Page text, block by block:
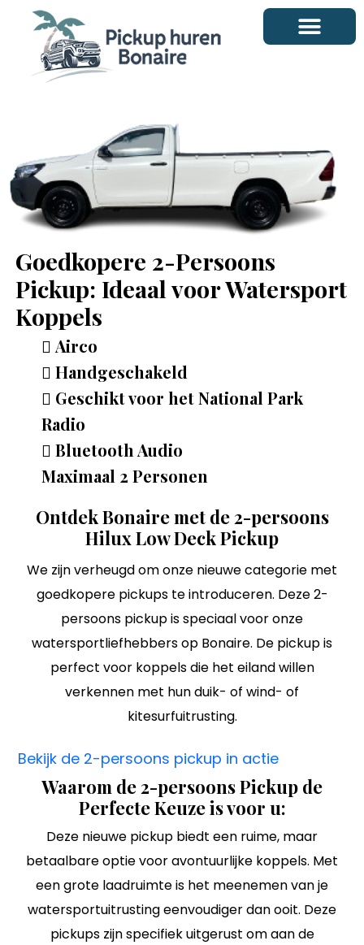
naar
Goedkopere 2-Persoons
Pickup: Ideaal voor Watersport
Koppels
Airco
Handgeschakeld
Geschikt voor het National Park
Radio
Bluetooth Audio
Maximaal 2 Personen
Ontdek Bonaire met de 2-persoons
Hilux Low Deck Pickup
We zijn verheugd om onze nieuwe categorie met
goedkopere pickups te introduceren. Deze 2-
persoons pickup is speciaal voor onze
watersportliefhebbers op Bonaire. De pickup is
perfect voor koppels die het eiland willen
verkennen met hun duik- of wind- of
kitesurfuitrusting.
Bekijk de 2-persoons pickup in actie
Waarom de 2-persoons Pickup de
Perfecte Keuze is voor u:
Deze nieuwe pickup biedt een ruime, maar
betaalbare optie voor avontuurlijke koppels. Met
een grote laadruimte is het meenemen van je
watersportuitrusting eenvoudiger dan ooit. Deze
pickups zijn specifiek uitgerust om aan de